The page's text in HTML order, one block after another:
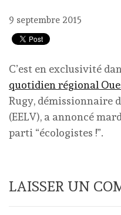
9 septembre 2015
C’est en exclusivité
quotidien régional
Rugy, démissionnaire
(EELV), a annoncé
parti “écologistes !”.
LAISSER UN